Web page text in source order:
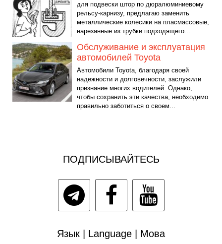
для подвески штор по дюралюминиевому
рельсу-карнизу, предлагаю заменить
металлические колесики на пласмассовые,
нарезанные из трубки подходящего...
Обслуживание и эксплуатация
автомобилей Toyota
Автомобили Toyota, благодаря своей
надежности и долговечности, заслужили
признание многих водителей. Однако,
чтобы сохранить эти качества, необходимо
правильно заботиться о своем...
ПОДПИСЫВАЙТЕСЬ
Язык | Language | Мова